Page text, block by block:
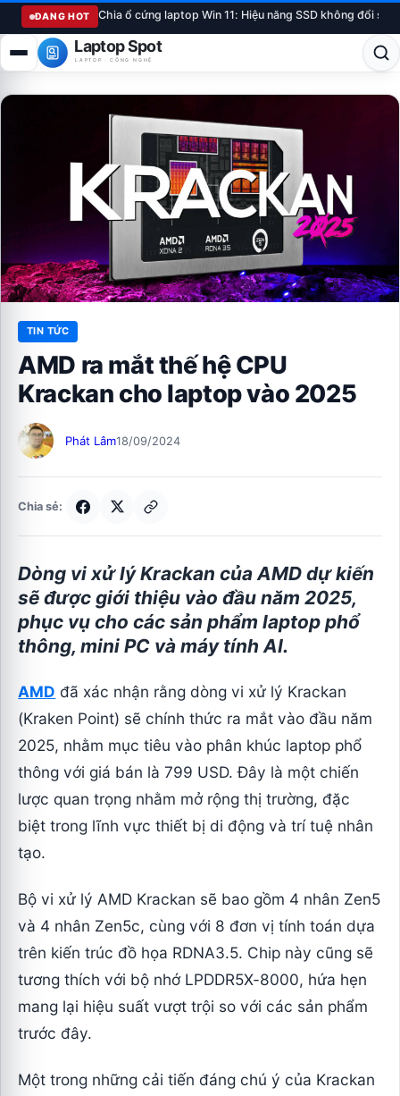
ĐANG HOT Chia ổ cứng laptop Win 11: Hiệu năng SSD không đổi
Laptop Spot
LAPTOP · CÔNG NGHỆ
TIN TỨC
AMD ra mắt thế hệ CPU
Krackan cho laptop vào 2025
Phát Lâm18/09/2024
Chia sẻ:
Dòng vi xử lý Krackan của AMD dự kiến
sẽ được giới thiệu vào đầu năm 2025,
phục vụ cho các sản phẩm laptop phổ
thông, mini PC và máy tính AI.
AMD đã xác nhận rằng dòng vi xử lý Krackan
(Kraken Point) sẽ chính thức ra mắt vào đầu năm
2025, nhằm mục tiêu vào phân khúc laptop phổ
thông với giá bán là 799 USD. Đây là một chiến
lược quan trọng nhằm mở rộng thị trường, đặc
biệt trong lĩnh vực thiết bị di động và trí tuệ nhân
tạo.
Bộ vi xử lý AMD Krackan sẽ bao gồm 4 nhân Zen5
và 4 nhân Zen5c, cùng với 8 đơn vị tính toán dựa
trên kiến trúc đồ họa RDNA3.5. Chip này cũng sẽ
tương thích với bộ nhớ LPDDR5X-8000, hứa hẹn
mang lại hiệu suất vượt trội so với các sản phẩm
trước đây.
Một trong những cải tiến đáng chú ý của Krackan